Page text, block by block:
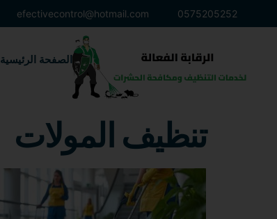
0575205252
efectivecontrol@hotmail.com
الصفحة الرئيسية
تنظيف المولات